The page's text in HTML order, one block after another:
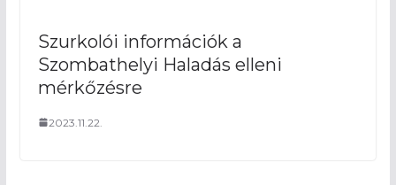
Szurkolói információk a
Szombathelyi Haladás elleni
mérkőzésre
2023.11.22.